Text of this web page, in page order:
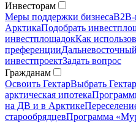
Инвесторам
Меры поддержки бизнесаB2B-
АрктикаПодобрать
инвестплощадокКак
преференции
инвестпроектЗадать вопрос
Гражданам
Освоить ГектарВыбрать Гектар
арктическая ипотека
на ДВ и в Арктике
старообрядцевПрограмма